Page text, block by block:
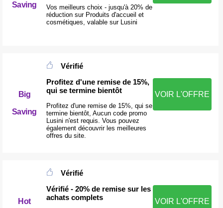
Saving
Vos meilleurs choix - jusqu'à 20% de
réduction sur Produits d'accueil et
cosmétiques, valable sur Lusini
Big
Saving
Vérifié
Profitez d'une remise de 15%,
qui se termine bientôt
Profitez d'une remise de 15%, qui se
termine bientôt, Aucun code promo
Lusini n'est requis. Vous pouvez
également découvrir les meilleures
offres du site.
VOIR L'OFFRE
Hot
Vérifié
Vérifié - 20% de remise sur les
achats complets
VOIR L'OFFRE